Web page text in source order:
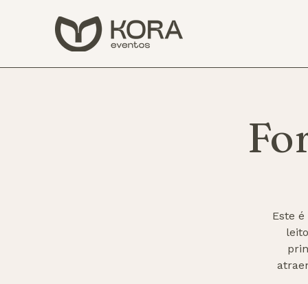
Este